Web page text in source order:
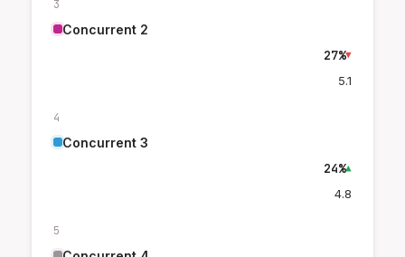
3
Concurrent 2
27%▼
5.1
4
Concurrent 3
24%▲
4.8
5